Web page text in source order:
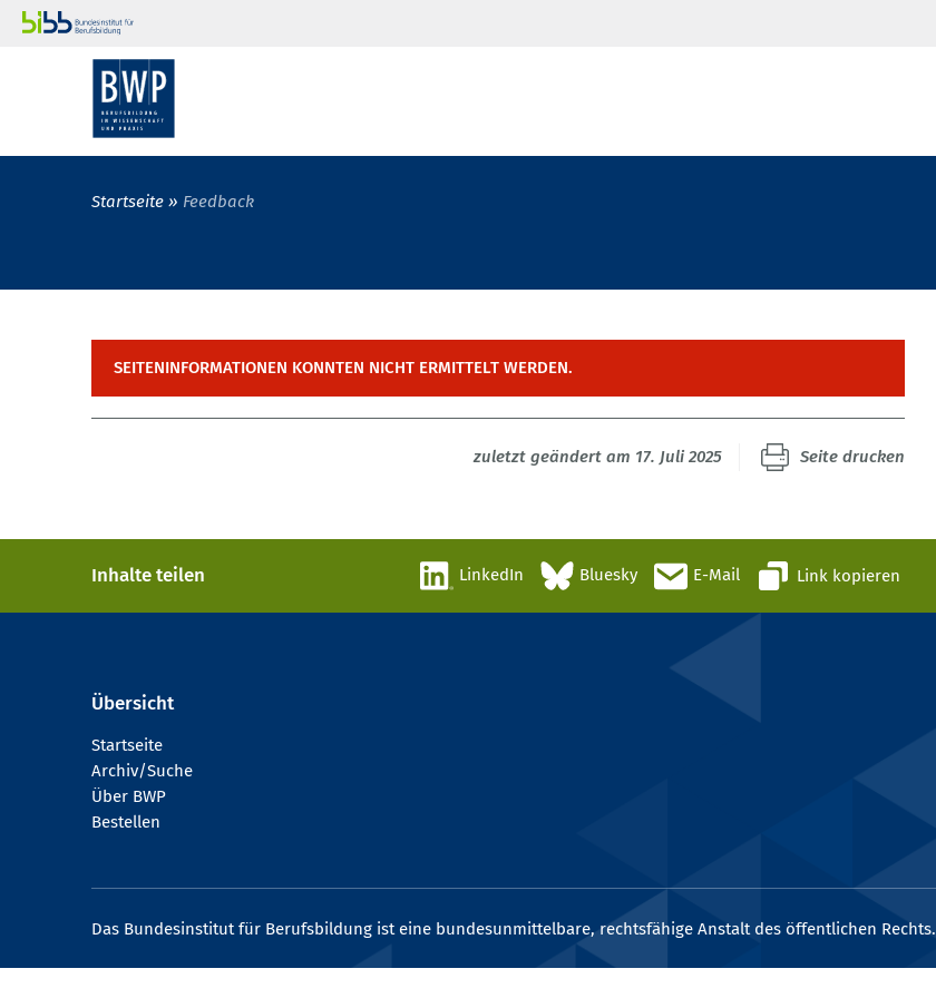
Startseite Feedback
SEITENINFORMATIONEN KONNTEN NICHT ERMITTELT WERDEN.
zuletzt geändert am 17. Juli 2025 Seite drucken
Inhalte teilen LinkedIn Bluesky E-Mail Link kopieren
Übersicht
Startseite
Archiv/Suche
Über BWP
Bestellen
Das Bundesinstitut für Berufsbildung ist eine bundesunmittelbare, rechtsfähige Anstalt des öffentlichen Rechts.